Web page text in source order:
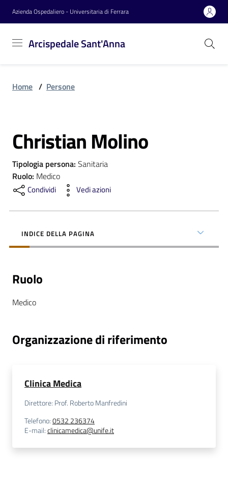
Vai al contenuto
Vai alla navigazione
Vai al footer
Azienda Ospedaliero - Universitaria di Ferrara
Arcispedale Sant'Anna
Sant'Anna
Azienda
Servizi
Reparti
Novità
a
a
z
Home / Persone
Salta al contenuto
Christian Molino
Tipologia persona: Sanitaria
Ruolo: Medico
Condividi Vedi azioni
INDICE DELLA PAGINA
Ruolo
Medico
Organizzazione di riferimento
Clinica Medica
Direttore: Prof. Roberto Manfredini
Telefono:0532 236374
E-mail:clinicamedica@unife.it